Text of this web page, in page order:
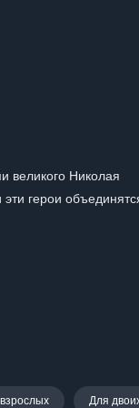
великого Николая
герои
Для